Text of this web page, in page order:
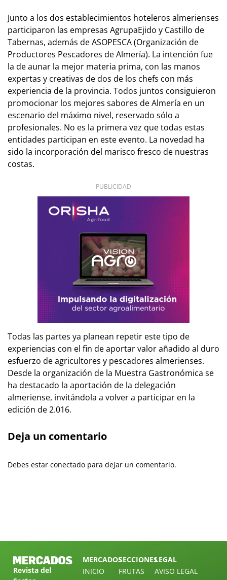
Junto a los dos establecimientos hoteleros almerienses
participaron las empresas AgrupaEjido y Castillo de
Tabernas, además de ASOPESCA (Organización de
Productores Pescadores de Almería). La intención fue
la de aunar la mejor materia prima, con las manos
expertas y creativas de dos de los chefs con más
experiencia de la provincia. Todos juntos consiguieron
promocionar los mejores sabores de Almería en un
escenario del máximo nivel, reservado sólo a
profesionales. No es la primera vez que todas estas
entidades participan en este evento. La novedad ha
sido la incorporación del marisco fresco de nuestras
costas.
PUBLICIDAD
Todas las partes ya planean repetir este tipo de
experiencias con el fin de aportar valor añadido al duro
esfuerzo de agricultores y pescadores almerienses.
Desde la organización de la Muestra Gastronómica se
ha destacado la aportación de la delegación
almeriense, invitándola a volver a participar en la
edición de 2.016.
Deja un comentario
Debes estar conectado para dejar un comentario.
Revista del
MERCADOS
INICIO
SECCIONES
FRUTAS
LEGAL
AVISO LEGAL